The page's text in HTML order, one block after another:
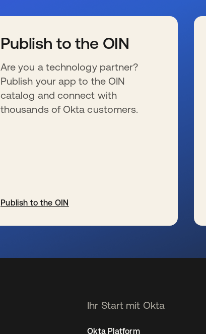
Publish to the OIN
Are you a technology partner?
Publish your app to the OIN
catalog and connect with
thousands of Okta customers.
Publish to the OIN
Ihr Start mit Okta
Okta Platform